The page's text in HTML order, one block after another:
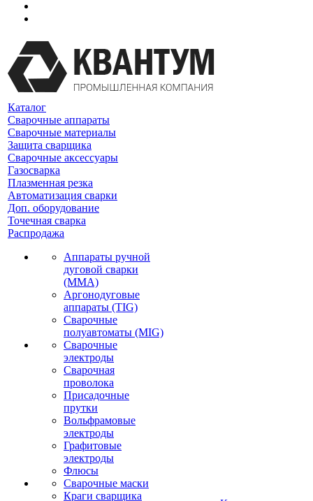
Каталог
Сварочные аппараты
Сварочные материалы
Защита сварщика
Сварочные аксессуары
Газосварка
Плазменная резка
Автоматизация сварки
Доп. оборудование
Точечная сварка
Распродажа
Аппараты ручной
дуговой сварки
(MMA)
Аргонодуговые
аппараты (TIG)
Сварочные
полуавтоматы (MIG)
Сварочные
электроды
Сварочная
проволока
Присадочные
прутки
Вольфрамовые
электроды
Графитовые
электроды
Флюсы
Сварочные маски
Краги сварщика